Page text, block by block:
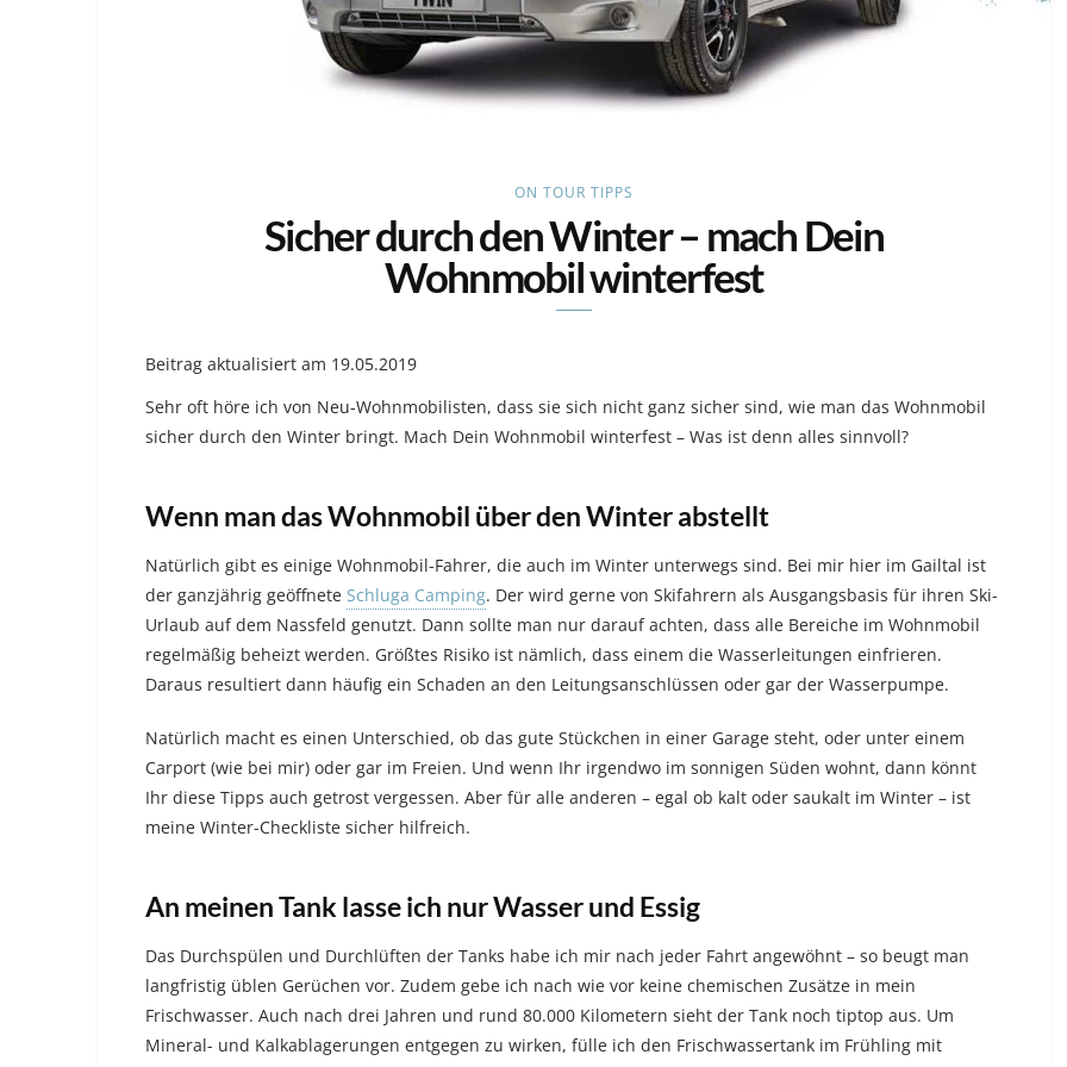
ON TOUR TIPPS
Sicher durch den Winter – mach Dein
Wohnmobil winterfest
Beitrag aktualisiert am 19.05.2019
Sehr oft höre ich von Neu-Wohnmobilisten, dass sie sich nicht ganz sicher sind, wie man das Wohnmobil
sicher durch den Winter bringt. Mach Dein Wohnmobil winterfest – Was ist denn alles sinnvoll?
Wenn man das Wohnmobil über den Winter abstellt
Natürlich gibt es einige Wohnmobil-Fahrer, die auch im Winter unterwegs sind. Bei mir hier im Gailtal ist
der ganzjährig geöffnete Schluga Camping. Der wird gerne von Skifahrern als Ausgangsbasis für ihren Ski-
Urlaub auf dem Nassfeld genutzt. Dann sollte man nur darauf achten, dass alle Bereiche im Wohnmobil
regelmäßig beheizt werden. Größtes Risiko ist nämlich, dass einem die Wasserleitungen einfrieren.
Daraus resultiert dann häufig ein Schaden an den Leitungsanschlüssen oder gar der Wasserpumpe.
Natürlich macht es einen Unterschied, ob das gute Stückchen in einer Garage steht, oder unter einem
Carport (wie bei mir) oder gar im Freien. Und wenn Ihr irgendwo im sonnigen Süden wohnt, dann könnt
Ihr diese Tipps auch getrost vergessen. Aber für alle anderen – egal ob kalt oder saukalt im Winter – ist
meine Winter-Checkliste sicher hilfreich.
An meinen Tank lasse ich nur Wasser und Essig
Das Durchspülen und Durchlüften der Tanks habe ich mir nach jeder Fahrt angewöhnt – so beugt man
langfristig üblen Gerüchen vor. Zudem gebe ich nach wie vor keine chemischen Zusätze in mein
Frischwasser. Auch nach drei Jahren und rund 80.000 Kilometern sieht der Tank noch tiptop aus. Um
Mineral- und Kalkablagerungen entgegen zu wirken, fülle ich den Frischwassertank im Frühling mit